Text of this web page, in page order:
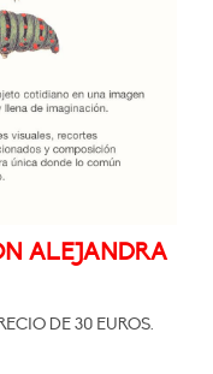
ALEJANDRA
DE 30 EUROS.